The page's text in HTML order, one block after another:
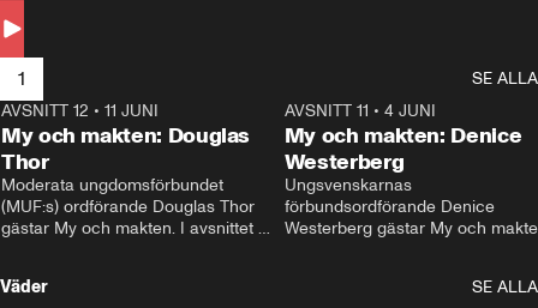
Andersson till svars.
1
SE ALLA
AVSNITT 12 • 11 JUNI
My och makten: Douglas
Thor
Moderata ungdomsförbundet
(MUF:s) ordförande Douglas Thor
gästar My och makten. I avsnittet
AVSNITT 11 • 4 JUNI
My och makten: Denice
Westerberg
Ungsvenskarnas
förbundsordförande Denice
Westerberg gästar My och
Väder
SE ALLA